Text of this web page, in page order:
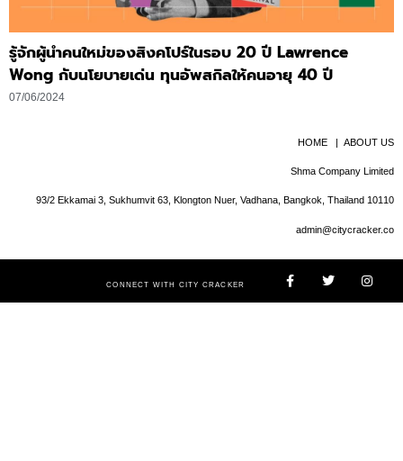
รู้จักผู้นำคนใหม่ของสิงคโปร์ในรอบ 20 ปี Lawrence
Wong กับนโยบายเด่น ทุนอัพสกิลให้คนอายุ 40 ปี
07/06/2024
HOME | ABOUT US
Shma Company Limited
93/2 Ekkamai 3, Sukhumvit 63, Klongton Nuer, Vadhana, Bangkok, Thailand 10110
admin@citycracker.co
CONNECT WITH CITY CRACKER